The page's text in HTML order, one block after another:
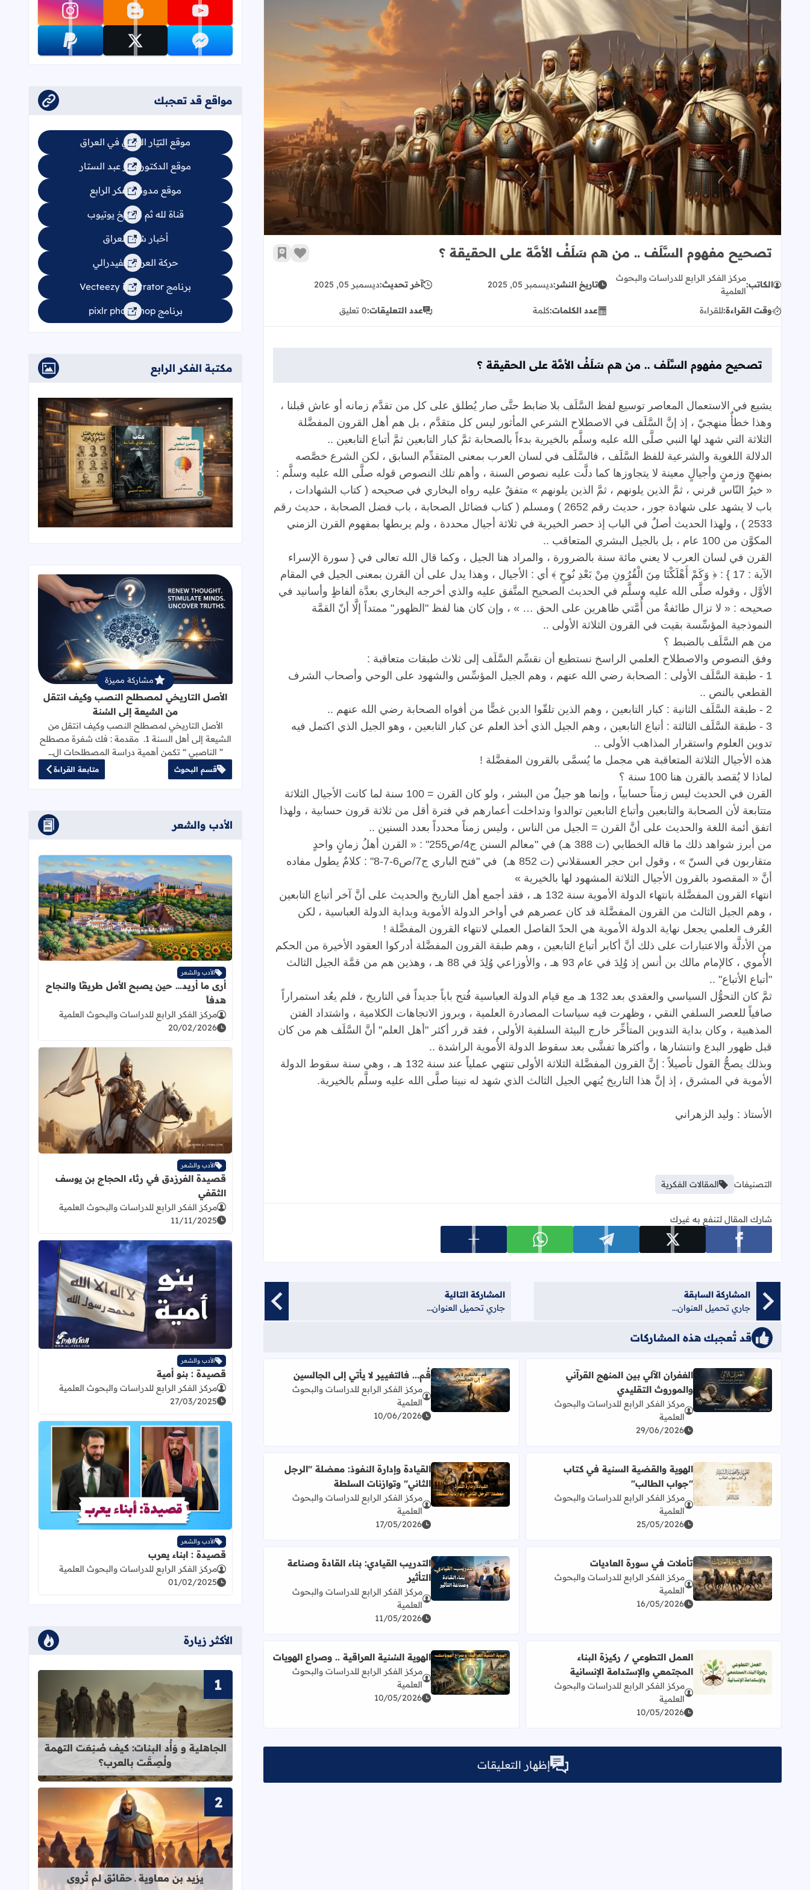
تصحيح مفهوم السَّلَف .. من هم سَلَفُ الأمَّة على الحقيقة ؟
تصحيح مفهوم السَّلَف .. من هم سَلَفُ الأمَّة على الحقيقة ؟ زر الإعجاب
أضف إلى العلامات المرجعية
الكاتب:
مركز الفكر الرابع للدراسات والبحوث
العلمية
تاريخ النشر:ديسمبر 05, 2025 آخر تحديث:ديسمبر 05, 2025
وقت القراءة:للقراءة عدد الكلمات:كلمة عدد التعليقات:0 تعليق
تصحيح مفهوم السَّلَف .. من هم سَلَفُ الأمَّة على الحقيقة ؟
يشيع في الاستعمال المعاصر توسيع لفظ السَّلَف بلا ضابط حتَّى صار يُطلق على كل من تقدَّم زمانه أو عاش قبلنا ،
وهذا خطأٌ منهجيّ ، إذ إنَّ السَّلَف في الاصطلاح الشرعي المأثور ليس كل متقدَّم ، بل هم أهل القرون المفضَّلة
الثلاثة التي شهد لها النبي صلَّى الله عليه وسلَّم بالخيرية بدءاً بالصحابة ثمَّ كبار التابعين ثمَّ أتباع التابعين ..
الدلالة اللغوية والشرعية للفظ السَّلَف ، فالسَّلَف في لسان العرب بمعنى المتقدِّم السابق ، لكن الشرع خصَّصه
بمنهجٍ وزمنٍ وأجيالٍ معينة لا يتجاوزها كما دلَّت عليه نصوص السنة ، وأهم تلك النصوص قوله صلَّى الله عليه وسلَّم :
« خيرُ النّاس قرني ، ثمَّ الذين يلونهم ، ثمَّ الذين يلونهم » متفقٌ عليه رواه البخاري في صحيحه ( كتاب الشهادات ،
باب لا يشهد على شهادة جور ، حديث رقم ومسلم ( كتاب فضائل الصحابة ، باب فضل الصحابة ، حديث رقم
2533 )
، ولهذا الحديث أصلٌ في الباب إذ حصر الخيرية في ثلاثة أجيال محددة ، ولم يربطها بمفهوم القرن الزمني
المكوَّن من عام ، بل بالجيل البشري المتعاقب ..
القرن في لسان العرب لا يعني مائة سنة بالضرورة ، والمراد هنا الجيل ، وكما قال الله تعالى في { سورة الإسراء
الآية : 17 } : ﴿ وَكَمْ أَهْلَكْنَا مِنَ الْقُرُونِ مِنْ بَعْدِ نُوحٍ ﴾ أي : الأجيال ، وهذا يدل على أن القرن بمعنى الجيل في المقام
الأوَّل ، وقوله صلَّى الله عليه وسلَّم في الحديث الصحيح المتَّفق عليه والذي أخرجه البخاري بعدَّة ألفاظٍ وأسانيد في
صحيحه : « لا تزال طائفةٌ من أُمَّتي ظاهرين على الحق … » ، وإن كان هنا لفظ " الظهور " ممتداً إلَّا أنّ القمَّة
النموذجية المؤسِّسة بقيت في القرون الثلاثة الأولى ..
من هم السَّلَف بالضبط ؟
وفق النصوص والاصطلاح العلمي الراسخ نستطيع أن نقسِّم السَّلَف إلى ثلاث طبقات متعاقبة :
1 -
طبقة السَّلَف الأولى : الصحابة رضي الله عنهم ، وهم الجيل المؤسِّس والشهود على الوحي وأصحاب الشرف
القطعي بالنص ..
2 -
طبقة السَّلَف الثانية : كبار التابعين ، وهم الذين تلقّوا الدين غضًّا من أفواه الصحابة رضي الله عنهم ..
3 -
طبقة السَّلَف الثالثة : أتباع التابعين ، وهم الجيل الذي أخذ العلم عن كبار التابعين ، وهو الجيل الذي اكتمل فيه
تدوين العلوم واستقرار المذاهب الأولى ..
هذه الأجيال الثلاثة المتعاقبة هي مجمل ما يُسمَّى بالقرون المفضَّلة !
لماذا لا يُقصد بالقرن هنا سنة ؟
القرن في الحديث ليس زمناً حسابياً ، وإنما هو جيلٌ من البشر ، ولو كان القرن = 100 سنة لما كانت الأجيال الثلاثة
متتابعة لأن الصحابة والتابعين وأتباع التابعين توالدوا وتداخلت أعمارهم في فترة أقل من ثلاثة قرون حسابية ، ولهذا
اتفق أئمة اللغة والحديث على أنَّ القرن = الجيل من الناس ، وليس زمناً محدداً بعدد السنين ..
من أبرز شواهد ذلك ما قاله الخطابي (ت هـ) في "معالم السنن ج4/ ص255" : « القرن أهلُ زمانٍ واحدٍ
متقاربون في السنّ » ، وقول ابن حجر العسقلاني (ت هـ) في "فتح الباري ج7/ ص6-7-8" : كلامٌ يطول مفاده
أنَّ « المقصود بالقرون الأجيال الثلاثة المشهود لها بالخيرية »
انتهاء القرون المفضَّلة بانتهاء الدولة الأموية سنة هـ ، فقد أجمع أهل التاريخ والحديث على أنَّ آخر أتباع التابعين
، وهم الجيل الثالث من القرون المفضَّلة قد كان عصرهم في أواخر الدولة الأموية وبداية الدولة العباسية ، لكن
العُرف العلمي يجعل نهاية الدولة الأموية هي الحدّ الفاصل العملي لانتهاء القرون المفضَّلة !
من الأدلَّة والاعتبارات على ذلك أنَّ أكابر أتباع التابعين ، وهم طبقة القرون المفضَّلة أدركوا العقود الأخيرة من الحكم
الأُموي ، كالإمام مالك بن أنس إذ وُلِدَ في عام هـ ، والأوزاعي وُلِدَ في هـ ، وهذين هم من قمَّة الجيل الثالث
" أتباع الأتباع" ..
ثمَّ كان التحوُّل السياسي والعقدي بعد هـ مع قيام الدولة العباسية فُتح باباً جديداً في التاريخ ، فلم يعُد استمراراً
صافياً للعصر السلفي النقي ، وظهرت فيه سياسات المصادرة العلمية ، وبروز الاتجاهات الكلامية ، واشتداد الفتن
المذهبية ، وكان بداية التدوين المتأخِّر خارج البيئة السلفية الأولى ، فقد قرر أكثر " أهل العلم" أنَّ السَّلَف هم من كان
قبل ظهور البدع وانتشارها ، وأكثرها تفشَّى بعد سقوط الدولة الأُموية الراشدة ..
وبذلك يصحُّ القول تأصيلاً : إنَّ القرون المفضَّلة الثلاثة الأولى تنتهي عملياً عند سنة هـ ، وهي سنة سقوط الدولة
الأموية في المشرق ، إذ إنَّ هذا التاريخ يُنهي الجيل الثالث الذي شهد له نبينا صلَّى الله عليه وسلَّم بالخيرية.
الأستاذ : وليد الزهراني
التصنيفات المقالات الفكرية
شارك المقال لتنفع به غيرك
شارك على facebook شارك على x شارك على telegram شارك على whatsapp عرض المزيد من خيارات المشاركة
المشاركة السابقة
جاري تحميل العنوان...
المشاركة التالية
جاري تحميل العنوان...
قد تُعجبك هذه المشاركات
اقرأ المزيد عن الغفران الآلي بين المنهج القرآني والموروث التقليدي
الغفران الآلي بين المنهج القرآني
والموروث التقليدي
مركز الفكر الرابع للدراسات والبحوث
العلمية
29/06/2026
اقرأ المزيد عن قُم... فالتغيير لا يأتي إلى الجالسين
قُم... فالتغيير لا يأتي إلى الجالسين
مركز الفكر الرابع للدراسات والبحوث
العلمية
10/06/2026
اقرأ المزيد عن الهوية والقضية السنية في كتاب "جواب الطالب"
الهوية والقضية السنية في كتاب
"جواب الطالب"
مركز الفكر الرابع للدراسات والبحوث
العلمية
25/05/2026
اقرأ المزيد عن القيادة وإدارة النفوذ: معضلة "الرجل الثاني" وتوازنات السلطة
القيادة وإدارة النفوذ: معضلة "الرجل
الثاني" وتوازنات السلطة
مركز الفكر الرابع للدراسات والبحوث
العلمية
17/05/2026
اقرأ المزيد عن تأملات في سورة العاديات
تأملات في سورة العاديات
مركز الفكر الرابع للدراسات والبحوث
العلمية
16/05/2026
اقرأ المزيد عن التدريب القيادي: بناء القادة وصناعة التأثير
التدريب القيادي: بناء القادة وصناعة
التأثير
مركز الفكر الرابع للدراسات والبحوث
العلمية
11/05/2026
اقرأ المزيد عن العمل التطوعي / ركيزة البناء المجتمعي والإستدامة الإنسانية
العمل التطوعي / ركيزة البناء
المجتمعي والإستدامة الإنسانية
مركز الفكر الرابع للدراسات والبحوث
العلمية
10/05/2026
اقرأ المزيد عن الهوية السُنية العراقية .. وصراع الهويات
الهوية السُنية العراقية .. وصراع الهويات
مركز الفكر الرابع للدراسات والبحوث
العلمية
10/05/2026
إظهار التعليقات
تابعنا على youtube تابعنا على blogger تابعنا على instagram
تابعنا على messenger تابعنا على x تابعنا على paypal
مواقع قد تعجبك
موقع التيّار السُني في العراق
موقع الدكتور عمر عبد الستار
موقع مدونة الفكر الرابع
قناة لله ثم للتاريخ يوتيوب
أخبار سُنة العراق
حركة العراق الفيدرالي
برنامج Vecteezy illustrator
برنامج pixlr photoshop
مكتبة الفكر الرابع
قراءة المزيد عن الأصل التاريخي
مشاركة مميزة
الأصل التاريخي لمصطلح النصب وكيف انتقل
من الشيعة إلى السُنة
الأصل التاريخي لمصطلح النصب وكيف انتقل من
الشيعة إلى أهل السنة 1. مقدمة : فك شفرة مصطلح
” الناصبي “ تكمن أهمية دراسة المصطلحات ال…
قسم البحوث متابعة القراءة
الأدب والشعر
اقرأ المزيد عن أرى ما أريد… حين
الأدب والشعر
أرى ما أريد… حين يصبح الأمل طريقًا والنجاح
هدفاً
مركز الفكر الرابع للدراسات والبحوث العلمية
20/02/2026
اقرأ المزيد عن قصيدة الفرزدق في
الأدب والشعر
قصيدة الفرزدق في رثاء الحجاج بن يوسف
الثقفي
مركز الفكر الرابع للدراسات والبحوث العلمية
11/11/2025
اقرأ المزيد عن قصيدة : بنو أمية
الأدب والشعر
قصيدة : بنو أمية
مركز الفكر الرابع للدراسات والبحوث العلمية
27/03/2025
اقرأ المزيد عن قصيدة : ابناء يعرب
الأدب والشعر
قصيدة : ابناء يعرب
مركز الفكر الرابع للدراسات والبحوث العلمية
01/02/2025
الأكثر زيارة
قراءة المزيد عن الجاهلية و وَأْد
الجاهلية و وَأْد البنات: كيف صُنِعَت التهمة
ولُصِقَت بالعرب؟
قراءة المزيد عن يزيد بن معاوية ـ
يزيد بن معاوية ـ حقائق لم تُروى